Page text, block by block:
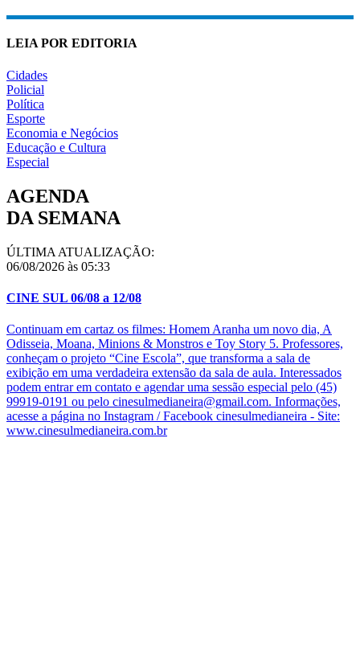
LEIA POR EDITORIA
Cidades
Policial
Política
Esporte
Economia e Negócios
Educação e Cultura
Especial
AGENDA
DA SEMANA
ÚLTIMA ATUALIZAÇÃO:
06/08/2026 às 05:33
CINE SUL 06/08 a 12/08
Continuam em cartaz os filmes: Homem Aranha um novo dia, A
Odisseia, Moana, Minions & Monstros e Toy Story 5. Professores,
conheçam o projeto “Cine Escola”, que transforma a sala de
exibição em uma verdadeira extensão da sala de aula. Interessados
podem entrar em contato e agendar uma sessão especial pelo (45)
99919-0191 ou pelo cinesulmedianeira@gmail.com. Informações,
acesse a página no Instagram / Facebook cinesulmedianeira - Site:
www.cinesulmedianeira.com.br